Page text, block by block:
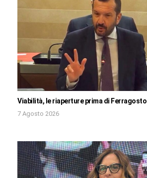
Viabilità, le riaperture prima di Ferragosto
7 Agosto 2026